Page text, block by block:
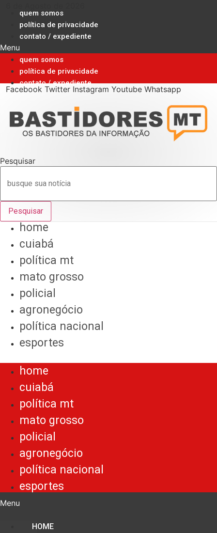
conteúdo
quem somos
política de privacidade
contato / expediente
Menu
quem somos
política de privacidade
contato / expediente
Facebook Twitter Instagram Youtube Whatsapp
Pesquisar
Pesquisar
home
cuiabá
política mt
mato grosso
policial
agronegócio
política nacional
esportes
home
cuiabá
política mt
mato grosso
policial
agronegócio
política nacional
esportes
Menu
HOME